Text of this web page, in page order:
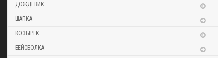
ДОЖДЕВИК
ШАПКА
КОЗЫРЕК
БЕЙСБОЛКА